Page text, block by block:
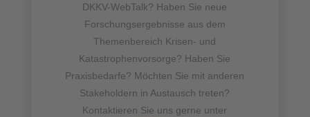
DKKV-WebTalk? Haben Sie neue
Forschungsergebnisse aus dem
Themenbereich Krisen- und
Katastrophenvorsorge? Haben Sie
Praxisbedarfe? Möchten Sie mit anderen
Stakeholdern in Austausch treten?
Kontaktieren Sie uns gerne unter